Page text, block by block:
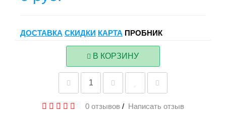
ДОСТАВКА СКИДКИ КАРТА ПРОБНИК
В КОРЗИНУ
0 отзывов / Написать отзыв